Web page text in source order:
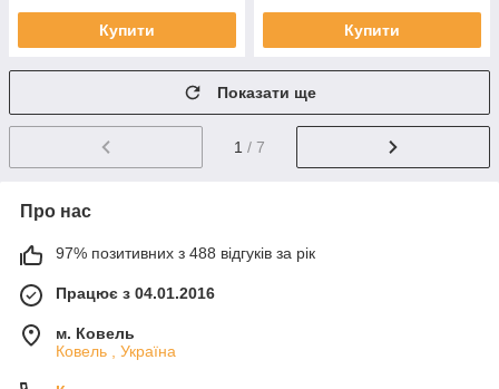
Купити Купити
Показати ще
1 / 7
Про нас
97% позитивних з 488 відгуків за рік
Працює з 04.01.2016
м. Ковель
Ковель , Україна